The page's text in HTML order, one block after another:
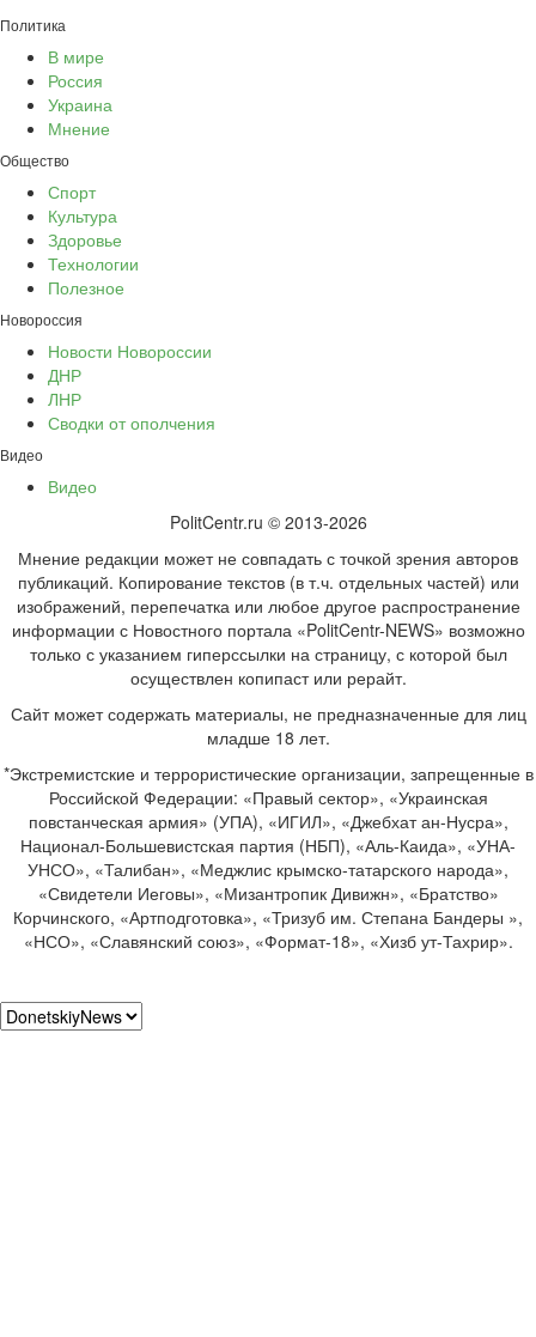
Политика
В мире
Россия
Украина
Мнение
Общество
Спорт
Культура
Здоровье
Технологии
Полезное
Новороссия
Новости Новороссии
ДНР
ЛНР
Сводки от ополчения
Видео
Видео
PolitCentr.ru © 2013-2026
Мнение редакции может не совпадать с точкой зрения авторов
публикаций. Копирование текстов (в т.ч. отдельных частей) или
изображений, перепечатка или любое другое распространение
информации с Новостного портала «PolitCentr-NEWS» возможно
только с указанием гиперссылки на страницу, с которой был
осуществлен копипаст или рерайт.
Сайт может содержать материалы, не предназначенные для лиц
младше 18 лет.
*Экстремистские и террористические организации, запрещенные в
Российской Федерации: «Правый сектор», «Украинская
повстанческая армия» (УПА), «ИГИЛ», «Джебхат ан-Нусра»,
Национал-Большевистская партия (НБП), «Аль-Каида», «УНА-
УНСО», «Талибан», «Меджлис крымско-татарского народа»,
«Свидетели Иеговы», «Мизантропик Дивижн», «Братство»
Корчинского, «Артподготовка», «Тризуб им. Степана Бандеры »,
«НСО», «Славянский союз», «Формат-18», «Хизб ут-Тахрир».